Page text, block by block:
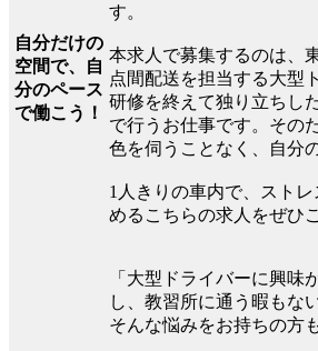
自分だけの
空間で、自
分のペース
で働こう！
す。
本求人で募集するのは、
点間配送を担当する大型
研修を終えて独り立ちし
で行うお仕事です。その
色を伺うことなく、自分
1人きりの車内で、スト
めるこちらの求人をぜひ
「大型ドライバーに興味
し、教習所に通う暇もな
そんな悩みをお持ちの方